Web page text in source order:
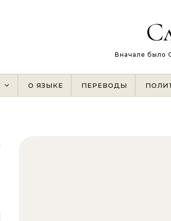
Вначале было
О ЯЗЫКЕ ПЕРЕВОДЫ